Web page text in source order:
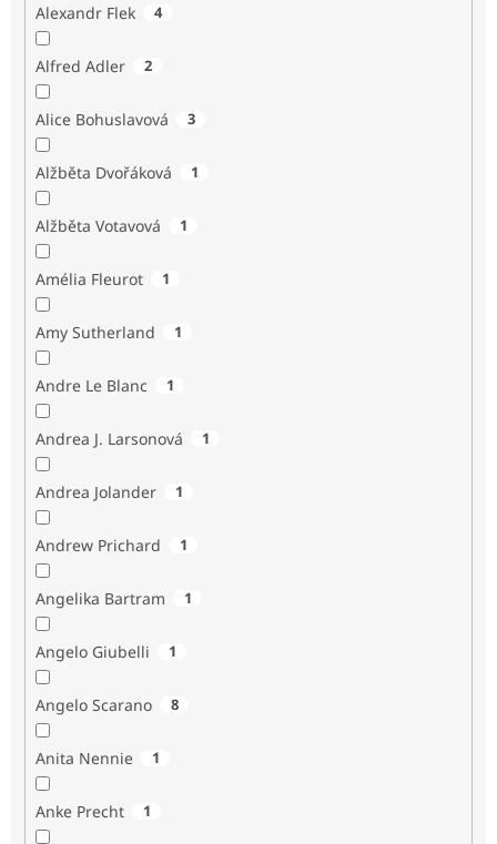
Alexandr Flek 4
Alfred Adler 2
Alice Bohuslavová 3
Alžběta Dvořáková 1
Alžběta Votavová 1
Amélia Fleurot 1
Amy Sutherland 1
Andre Le Blanc 1
Andrea J. Larsonová 1
Andrea Jolander 1
Andrew Prichard 1
Angelika Bartram 1
Angelo Giubelli 1
Angelo Scarano 8
Anita Nennie 1
Anke Precht 1